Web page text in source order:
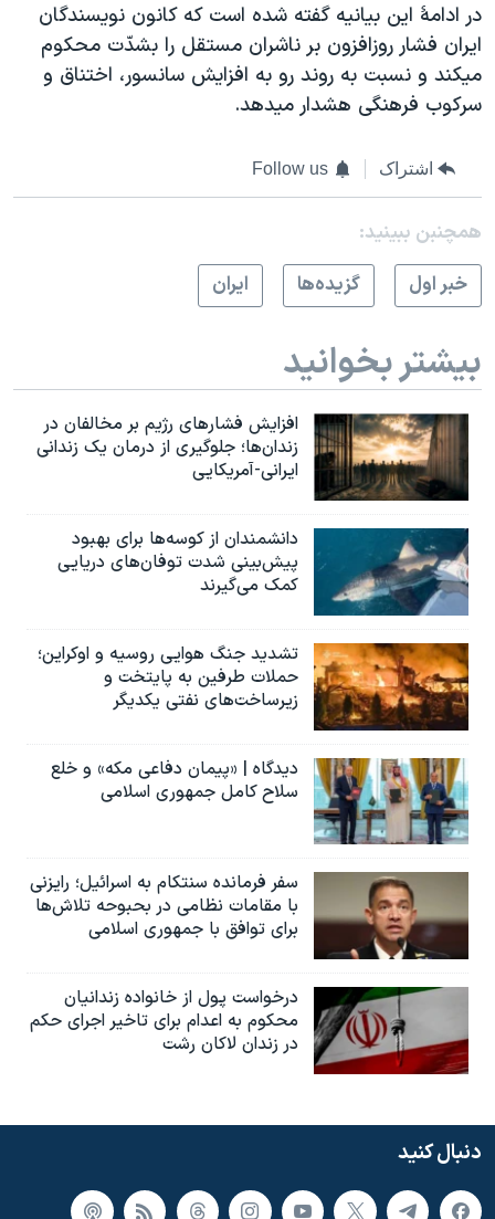
در ادامۀ اين بيانيه گفته شده است که کانون نويسندگان
ايران فشار روزافزون بر ناشران مستقل را بشدّت محکوم
ميکند و نسبت به روند رو به افزايش سانسور، اختناق و
سرکوب فرهنگی هشدار ميدهد.
اشتراک Follow us
همچنبن ببینید:
خبر اول
گزيده‌ها ايران
بیشتر بخوانید
افزایش فشارهای رژیم بر مخالفان در
زندان‌ها؛ جلوگیری از درمان یک زندانی
ایرانی-آمریکایی
دانشمندان از کوسه‌ها برای بهبود
پیش‌بینی شدت توفان‌های دریایی
کمک می‌گیرند
تشدید جنگ هوایی روسیه و اوکراین؛
حملات طرفین به پایتخت‌ و
زیرساخت‌های نفتی یکدیگر
دیدگاه | «پیمان دفاعی مکه» و خلع
سلاح کامل جمهوری اسلامی
سفر فرمانده سنتکام به اسرائیل؛ رایزنی
با مقامات نظامی در بحبوحه تلاش‌ها
برای توافق با جمهوری اسلامی
درخواست پول از خانواده زندانیان
محکوم به‌ اعدام برای تاخیر اجرای حکم
در زندان لاکان رشت
دنبال کنید